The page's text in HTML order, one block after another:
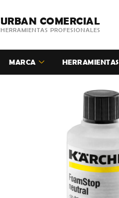
URBAN COMERCIAL
HERRAMIENTAS PROFESIONALES
MARCA HERRAMIENTAS